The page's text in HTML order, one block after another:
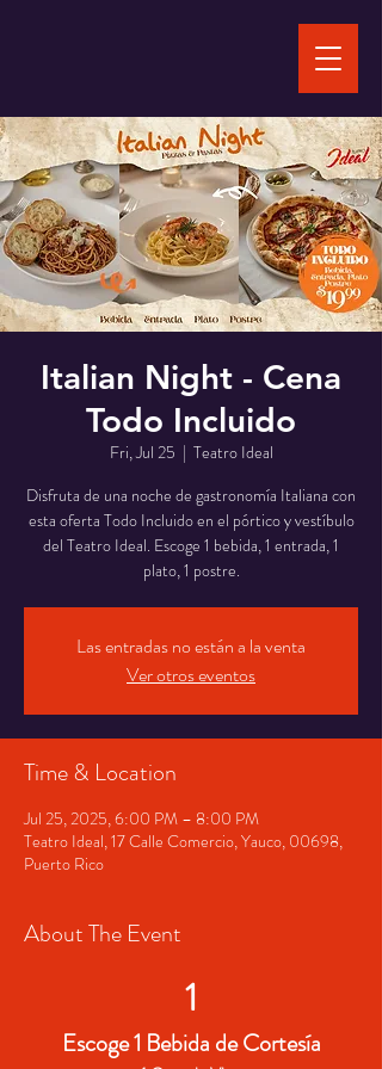
Italian Night - Cena
Todo Incluido
Fri, Jul 25
  |
Teatro Ideal
Disfruta de una noche de gastronomía Italiana con
esta oferta Todo Incluido en el pórtico y vestíbulo
del Teatro Ideal. Escoge 1 bebida, 1 entrada, 1
plato, 1 postre.
Las entradas no están a la venta
Ver otros eventos
Time & Location
Jul 25, 2025, 6:00 PM – 8:00 PM
Teatro Ideal, 17 Calle Comercio, Yauco, 00698,
Puerto Rico
About The Event
1
Escoge 1 Bebida de Cortesía